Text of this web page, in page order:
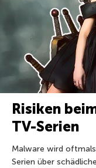
Risiken
TV-Serien
Malware wird
Serien über